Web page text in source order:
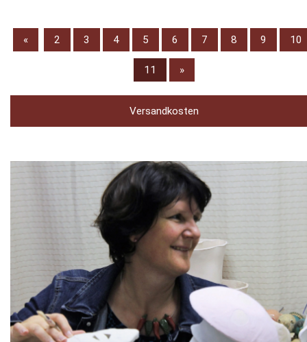
« 2 3 4 5 6 7 8 9 10
11 »
Versandkosten